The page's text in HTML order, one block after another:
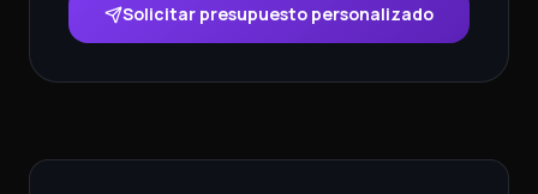
Solicitar presupuesto personalizado